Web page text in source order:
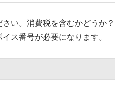
い。消費税を含むかどうか？
ス番号が必要になります。